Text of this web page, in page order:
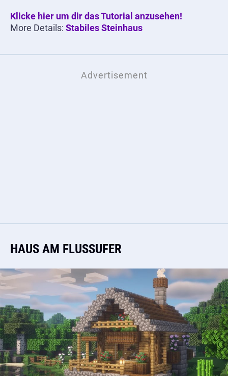
Klicke hier um dir das Tutorial anzusehen!
More Details: Stabiles Steinhaus
HAUS AM FLUSSUFER